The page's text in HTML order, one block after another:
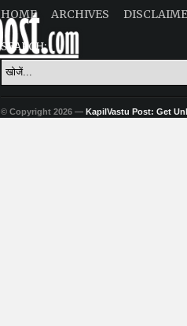
HOME ARCHIVES
SEARCH:
© Copyright 2026 — KapilVastu Post: Get